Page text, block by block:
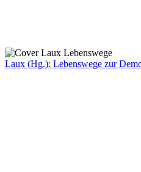
Laux (Hg.): Lebenswege zur